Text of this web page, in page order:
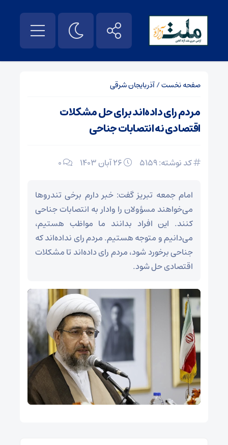
صفحه نخست/آذربایجان شرقی
مردم رای داده‌اند برای حل مشکلات
اقتصادی نه انتصابات جناحی
کد نوشته: 5159 0
امام جمعه تبریز گفت: خبر دارم برخی تندروها
می‌خواهند مسؤولان را وادار به انتصابات جناحی
کنند. این افراد بدانند ما مواظب هستیم،
می‌دانیم و متوجه هستیم. مردم رای نداده‌اند که
جناحی برخورد شود، مردم رای داده‌اند تا مشکلات
اقتصادی حل شود.